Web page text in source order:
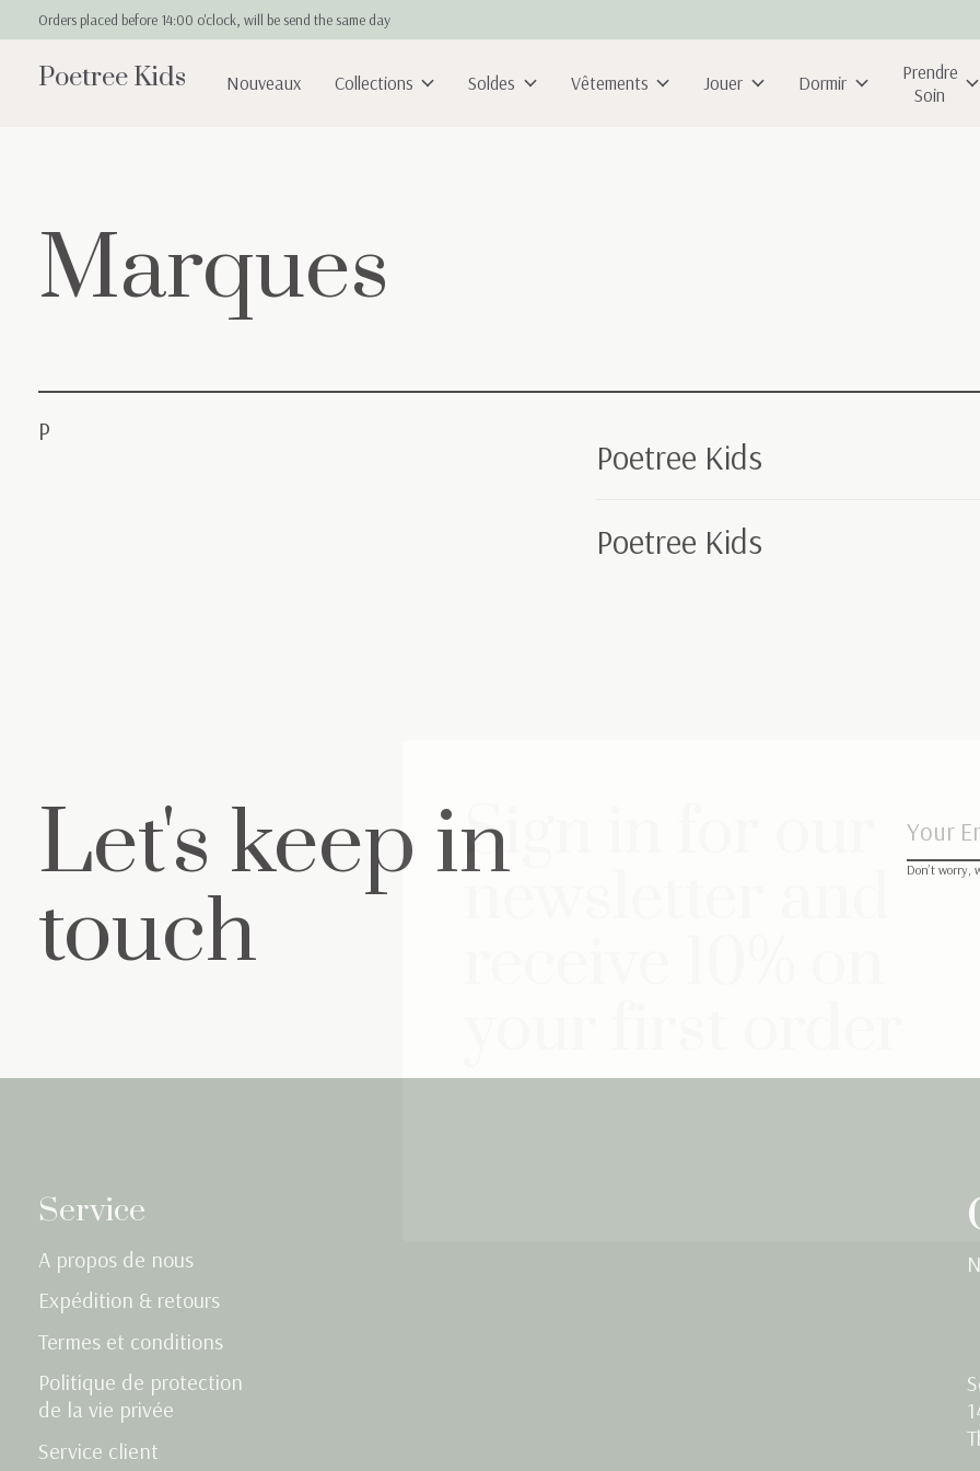
Orders placed before 14:00 o'clock, will be send the same day
Poetree Kids Nouveaux Collections Soldes Vêtements Jouer Dormir
Prendre
Soin
Marques
P
Poetree Kids
Poetree Kids
Let's keep in
touch
Don’t worry,
Service
A propos de nous
Expédition & retours
Termes et conditions
Politique de protection
de la vie privée
Service client
newsletter and